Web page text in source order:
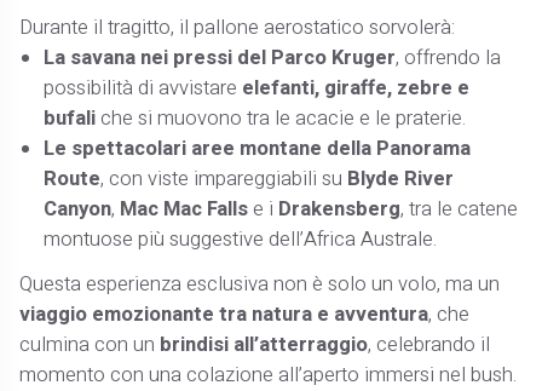
Durante il tragitto, il pallone aerostatico sorvolerà:
La savana nei pressi del Parco Kruger, offrendo la
possibilità di avvistare elefanti, giraffe, zebre e
bufaliche si muovono tra le acacie e le praterie.
Le spettacolari aree montane della Panorama
Route, con viste impareggiabili su Blyde River
Canyon, Mac Mac Fallse i Drakensberg, tra le catene
montuose più suggestive dell’Africa Australe.
Questa esperienza esclusiva non è solo un volo, ma un
viaggio emozionante tra natura e avventura, che
culmina con un brindisi all’atterraggio, celebrando il
momento con una colazione all’aperto immersi nel bush.